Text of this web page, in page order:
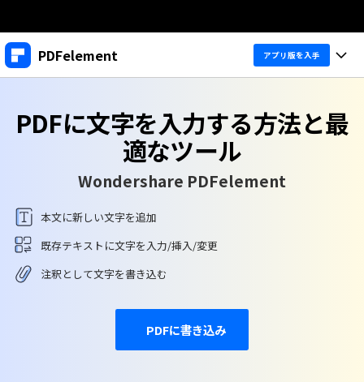
製品
概要
企業情報
プラン＆価格
サポート
PDFelement アプリ版を入手
デスクトップ
PDFelement Windows版
アプリ
PDFelement iOS版
PDFelement Android版
製品機能
変換・編集
PDF 作成
PDF 変換
PDF 編集
PDF フォーム
法人向け
製品ガイド
PDFelement 12へ
アップグレード！
PDFに文字を入力する方法と最
適なツール
Wondershare PDFelement
本文に新しい文字を追加
既存テキストに文字を入力/挿入/変更
注釈として文字を書き込む
PDFに書き込み